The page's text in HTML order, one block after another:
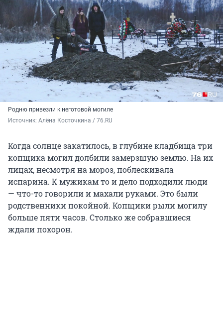
Родню привезли к неготовой могиле
Источник: Алёна Косточкина / 76.RU
Когда солнце закатилось, в глубине кладбища три
копщика могил долбили замерзшую землю. На их
лицах, несмотря на мороз, поблескивала
испарина. К мужикам то и дело подходили люди
— что-то говорили и махали руками. Это были
родственники покойной. Копщики рыли могилу
больше пяти часов. Столько же собравшиеся
ждали похорон.